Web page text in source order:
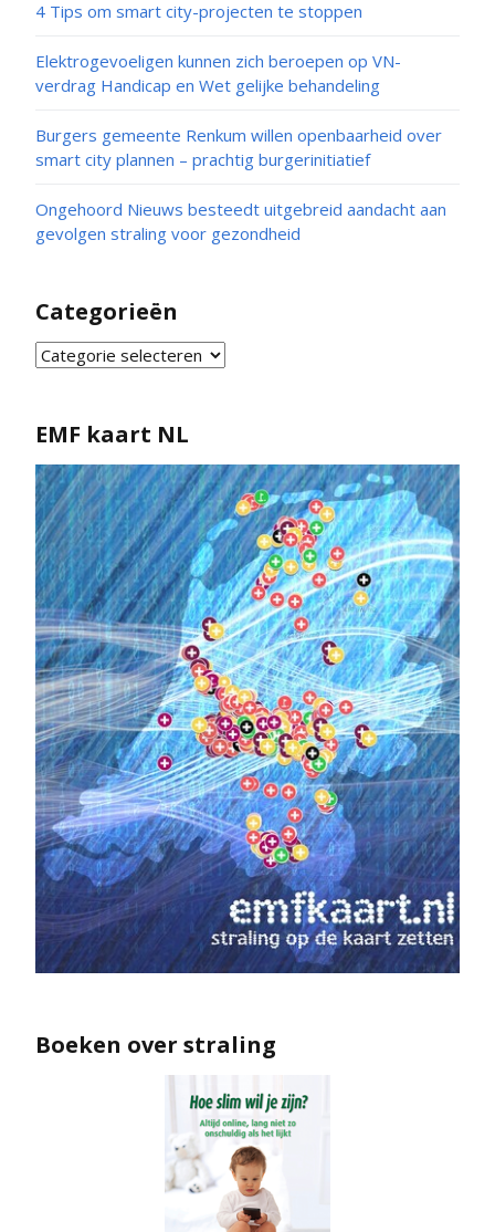
4 Tips om smart city-projecten te stoppen
Elektrogevoeligen kunnen zich beroepen op VN-
verdrag Handicap en Wet gelijke behandeling
Burgers gemeente Renkum willen openbaarheid over
smart city plannen – prachtig burgerinitiatief
Ongehoord Nieuws besteedt uitgebreid aandacht aan
gevolgen straling voor gezondheid
Categorieën
EMF kaart NL
Boeken over straling